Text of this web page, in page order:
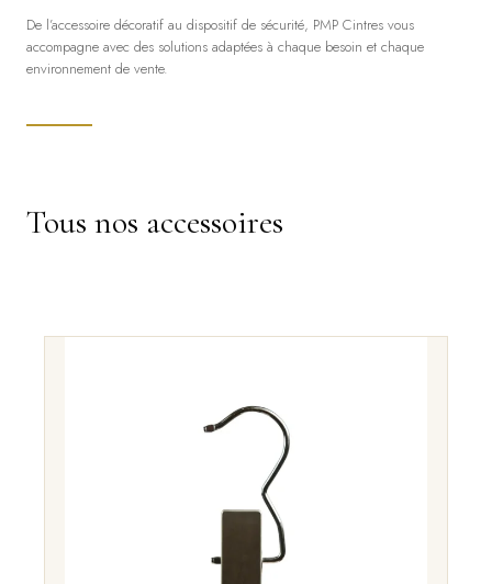
De l’accessoire décoratif au dispositif de sécurité, PMP Cintres vous
accompagne avec des solutions adaptées à chaque besoin et chaque
environnement de vente.
Tous nos accessoires